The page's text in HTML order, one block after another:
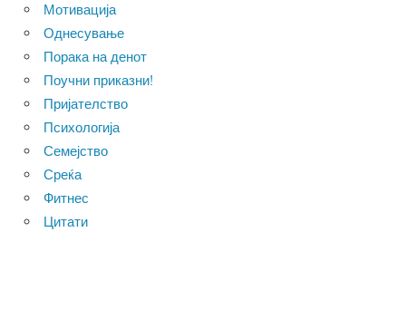
Мотивација
Однесување
Порака на денот
Поучни приказни!
Пријателство
Психологија
Семејство
Среќа
Фитнес
Цитати